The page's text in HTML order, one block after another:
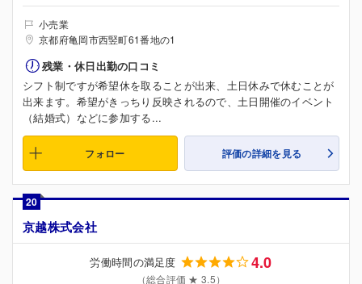
小売業
京都府亀岡市西竪町61番地の1
残業・休日出勤の口コミ
シフト制ですが希望休を取ることが出来、土日休みで休むことが
出来ます。希望がきっちり反映されるので、土日開催のイベント
（結婚式）などに参加する...
フォロー 評価の詳細を見る
20
京越株式会社
労働時間の満足度 4.0
（総合評価 ★ 3.5）